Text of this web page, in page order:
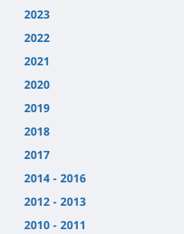
2023
2022
2021
2020
2019
2018
2017
2014 - 2016
2012 - 2013
2010 - 2011